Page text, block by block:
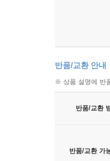
반품/교환 안내
※ 상품 설명에 반
반품/교환
반품/교환 가